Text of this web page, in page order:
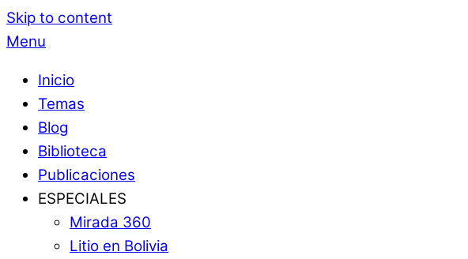
Skip to content
Menu
Inicio
Temas
Blog
Biblioteca
Publicaciones
ESPECIALES
Mirada 360
Litio en Bolivia